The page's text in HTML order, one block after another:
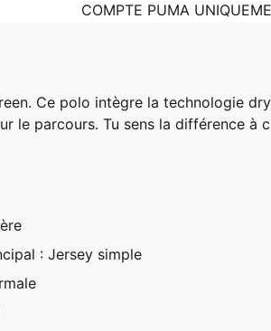
COMPTE PUMA
Ce polo intègre la technologie
le parcours. Tu sens la différence à
: Jersey simple